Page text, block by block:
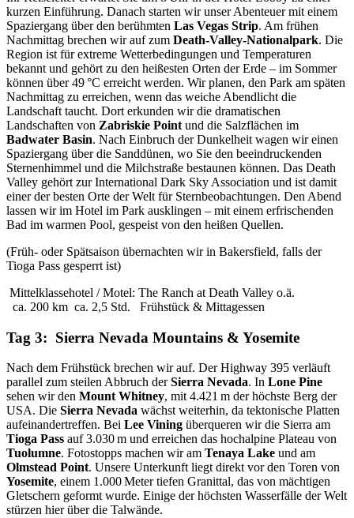
kurzen Einführung. Danach starten wir unser Abenteuer mit einem
Spaziergang über den berühmten Las Vegas Strip. Am frühen
Nachmittag brechen wir auf zum Death-Valley-Nationalpark. Die
Region ist für extreme Wetterbedingungen und Temperaturen
bekannt und gehört zu den heißesten Orten der Erde – im Sommer
können über 49 °C erreicht werden. Wir planen, den Park am späten
Nachmittag zu erreichen, wenn das weiche Abendlicht die
Landschaft taucht. Dort erkunden wir die dramatischen
Landschaften von Zabriskie Point und die Salzflächen im
Badwater Basin. Nach Einbruch der Dunkelheit wagen wir einen
Spaziergang über die Sanddünen, wo Sie den beeindruckenden
Sternenhimmel und die Milchstraße bestaunen können. Das Death
Valley gehört zur International Dark Sky Association und ist damit
einer der besten Orte der Welt für Sternbeobachtungen. Den Abend
lassen wir im Hotel im Park ausklingen – mit einem erfrischenden
Bad im warmen Pool, gespeist von den heißen Quellen.
(Früh- oder Spätsaison übernachten wir in Bakersfield, falls der
Tioga Pass gesperrt ist)
Mittelklassehotel / Motel: The Ranch at Death Valley o.ä.
ca. 200 km ca. 2,5 Std. Frühstück & Mittagessen
Tag 3: Sierra Nevada Mountains & Yosemite
Nach dem Frühstück brechen wir auf. Der Highway 395 verläuft
parallel zum steilen Abbruch derSierra Nevada. In Lone Pine
sehen wir den Mount Whitney, mit 4.421 m der höchste Berg der
USA. Die Sierra Nevada wächst weiterhin, da tektonische Platten
aufeinandertreffen. Bei Lee Vining überqueren wir die Sierra am
Tioga Pass auf 3.030 m und erreichen das hochalpine Plateau von
Tuolumne. Fotostopps machen wir am Tenaya Lake und am
Olmstead Point. Unsere Unterkunft liegt direkt vor den Toren von
Yosemite, einem 1.000 Meter tiefen Granittal, das von mächtigen
Gletschern geformt wurde. Einige der höchsten Wasserfälle der Welt
stürzen hier über die Talwände.